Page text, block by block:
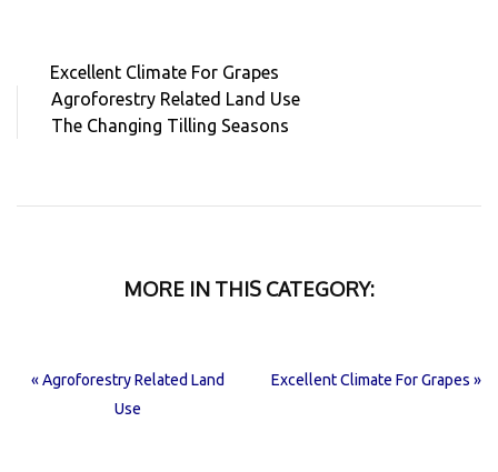
Excellent Climate For Grapes
Agroforestry Related Land Use
The Changing Tilling Seasons
MORE IN THIS CATEGORY:
« Agroforestry Related Land
Use
Excellent Climate For Grapes »